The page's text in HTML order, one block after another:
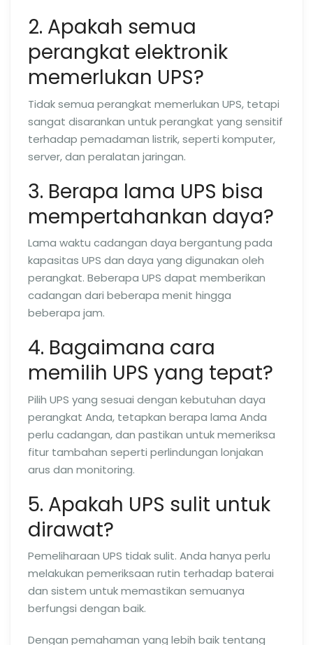
2. Apakah semua
perangkat elektronik
memerlukan UPS?
Tidak semua perangkat memerlukan UPS, tetapi
sangat disarankan untuk perangkat yang sensitif
terhadap pemadaman listrik, seperti komputer,
server, dan peralatan jaringan.
3. Berapa lama UPS bisa
mempertahankan daya?
Lama waktu cadangan daya bergantung pada
kapasitas UPS dan daya yang digunakan oleh
perangkat. Beberapa UPS dapat memberikan
cadangan dari beberapa menit hingga
beberapa jam.
4. Bagaimana cara
memilih UPS yang tepat?
Pilih UPS yang sesuai dengan kebutuhan daya
perangkat Anda, tetapkan berapa lama Anda
perlu cadangan, dan pastikan untuk memeriksa
fitur tambahan seperti perlindungan lonjakan
arus dan monitoring.
5. Apakah UPS sulit untuk
dirawat?
Pemeliharaan UPS tidak sulit. Anda hanya perlu
melakukan pemeriksaan rutin terhadap baterai
dan sistem untuk memastikan semuanya
berfungsi dengan baik.
Dengan pemahaman yang lebih baik tentang